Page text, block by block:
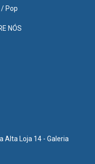
/ Pop
NÓS
Alta Loja 14 - Galeria